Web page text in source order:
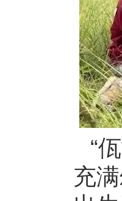
“
充